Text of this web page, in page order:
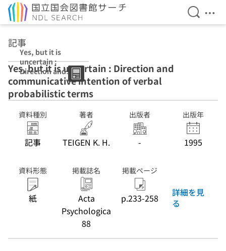
検索を
メ
記事
Yes, but it is
uncertain :
Direction and
communicative
intention of
verbal
probabilistic
terms
Yes, but it is uncertain : Direction and
communicative intention of verbal
probabilistic terms
資料種別
記事
著者
TEIGEN K. H.
出版者
-
出版年
1995
資料形態
紙
掲載誌名
Acta
Psychologica
88
掲載ページ
p.233-258
詳細を見
る